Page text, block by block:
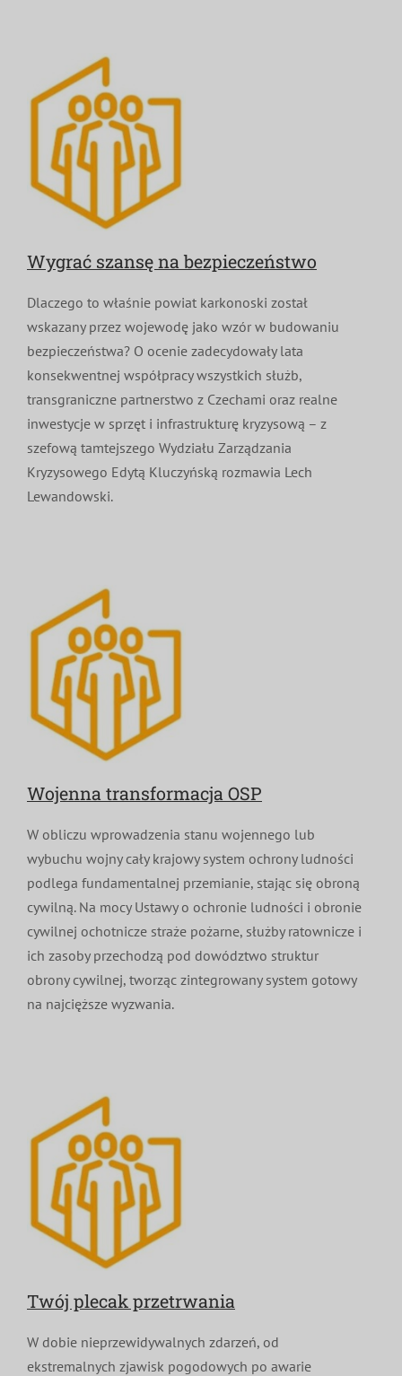
MediaOTWP
PNWM
Orkiestry
Floriany
Historia
Projekty
Poradnik
100-lecie
Wygrać szansę na bezpieczeństwo
Dlaczego to właśnie powiat karkonoski został
wskazany przez wojewodę jako wzór w budowaniu
bezpieczeństwa? O ocenie zadecydowały lata
konsekwentnej współpracy wszystkich służb,
transgraniczne partnerstwo z Czechami oraz realne
inwestycje w sprzęt i infrastrukturę kryzysową – z
szefową tamtejszego Wydziału Zarządzania
Kryzysowego Edytą Kluczyńską rozmawia Lech
Lewandowski.
Wojenna transformacja OSP
W obliczu wprowadzenia stanu wojennego lub
wybuchu wojny cały krajowy system ochrony ludności
podlega fundamentalnej przemianie, stając się obroną
cywilną. Na mocy Ustawy o ochronie ludności i obronie
cywilnej ochotnicze straże pożarne, służby ratownicze i
ich zasoby przechodzą pod dowództwo struktur
obrony cywilnej, tworząc zintegrowany system gotowy
na najcięższe wyzwania.
Twój plecak przetrwania
W dobie nieprzewidywalnych zdarzeń, od
ekstremalnych zjawisk pogodowych po awarie